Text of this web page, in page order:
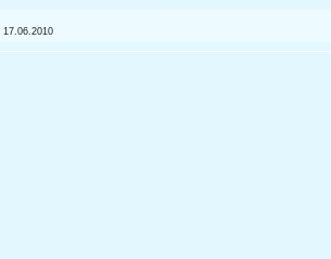
17.06.2010